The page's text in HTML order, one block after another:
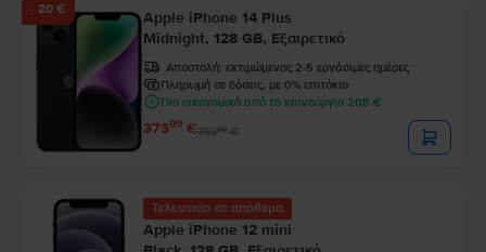
- 20 €
Apple iPhone 14 Plus
Midnight, 128 GB, Εξαιρετικό
Αποστολή: εκτιμώμενος 2-5 εργάσιμες ημέρες
Πληρωμή σε δόσεις, με 0% επιτόκιο
Πιο οικονομικό από το καινούργιο 208 €
37399 €39399€
Τελευταίο σε απόθεμα
Apple iPhone 12 mini